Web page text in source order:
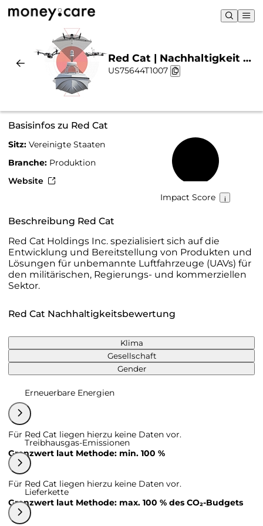
Red Cat | Nachhaltigkeit &
Chart
US75644T1007
Basisinfos zu Red Cat
Sitz: Vereinigte Staaten
Branche: Produktion
Website
Impact Score
Beschreibung Red Cat
Red Cat Holdings Inc. spezialisiert sich auf die
Entwicklung und Bereitstellung von Produkten und
Lösungen für unbemannte Luftfahrzeuge (UAVs) für
den militärischen, Regierungs- und kommerziellen
Sektor.
Red Cat Nachhaltigkeitsbewertung
Klima
Gesellschaft
Gender
Erneuerbare Energien
Für Red Cat liegen hierzu keine Daten vor.
Grenzwert laut Methode: min. 100 %
Treibhausgas-Emissionen
Für Red Cat liegen hierzu keine Daten vor.
Grenzwert laut Methode: max. 100 % des CO₂-Budgets
Lieferkette